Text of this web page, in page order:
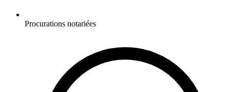
Procurations notariées